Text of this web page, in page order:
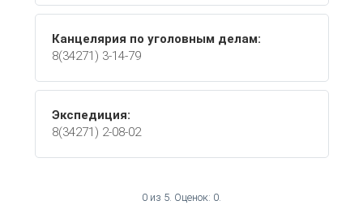
Канцелярия по уголовным делам:
8(34271) 3-14-79
Экспедиция:
8(34271) 2-08-02
0 из 5. Оценок: 0